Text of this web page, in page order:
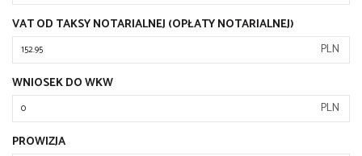
VAT OD TAKSY NOTARIALNEJ (OPŁATY NOTARIALNEJ)
PLN
WNIOSEK DO WKW
PLN
PROWIZJA